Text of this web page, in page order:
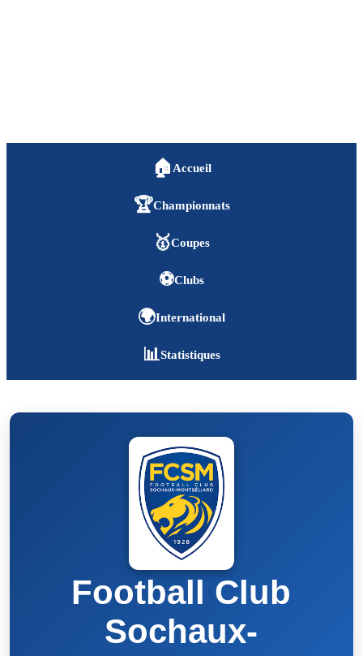
🏠 Accueil
🏆Championnats
🥇Coupes
⚽Clubs
🌍International
📊Statistiques
Football Club
Sochaux-